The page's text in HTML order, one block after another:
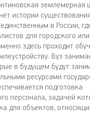
землемерная
истории
в России,
для городского
здесь проходит
Вуз
в будущем будут
ресурсами
подготовка
персонала, задачей
для объектов,